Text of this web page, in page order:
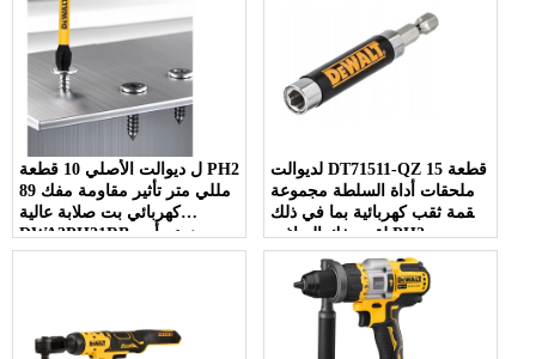
ل ديوالت الأصلي 10 قطعة PH2
89 مللي متر تأثير مقاومة مفك
كهربائي بت صلابة عالية
DWA3PH21RB مع نوع رأس
فيليبس
لديوالت DT71511-QZ 15 قطعة
ملحقات أداة السلطة مجموعة
لقمة ثقب كهربائية بما في ذلك
لقم مفك البراغي PH2
للاستخدام المريح